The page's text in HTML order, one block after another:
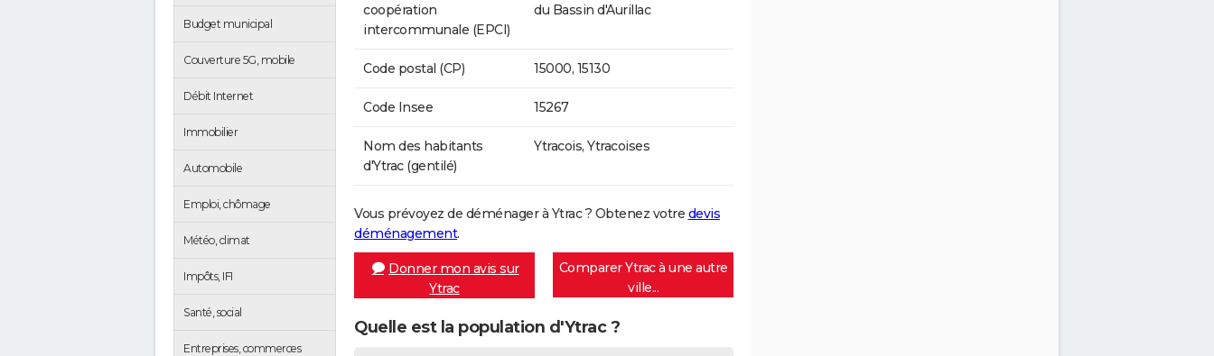
Budget municipal
Couverture 5G, mobile
Débit Internet
Immobilier
Automobile
Emploi, chômage
Météo, climat
Impôts, IFI
Santé, social
Entreprises, commerces
coopération
intercommunale (EPCI)
du Bassin d'Aurillac
Code postal (CP) 15000, 15130
Code Insee 15267
Nom des habitants
d'Ytrac (gentilé)
Ytracois, Ytracoises
Vous prévoyez de déménager à Ytrac ? Obtenez votre devis
déménagement.
Donner mon avis sur
Ytrac
Comparer Ytrac à une autre
ville...
Quelle est la population d'Ytrac ?